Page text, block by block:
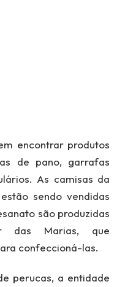
encontrar produtos
de pano, garrafas
As camisas da
sendo vendidas
são produzidas
das Marias, que
confeccioná-las.
perucas, a entidade